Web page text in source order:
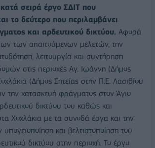
κατά σειρά έργο ΣΔΙΤ που
το δεύτερο που περιλαμβάνει
και αρδευτικού δικτύου. Αφορά
των απαιτούμενων μελετών, την
λειτουργία και συντήρηση
στις περιοχές Αγ. Ιωάννη (Δήμος
(Δήμος Σητείας στην Π.Ε. Λασιθίου
την κατασκευή φράγματος στον Άγιο
δικτύου του καθώς και
Χοχλάκια με τα συνοδά έργα και την
υπογειοποίηση και βελτιστοποίηση του
δικτύου στην περιοχή. Το έργο